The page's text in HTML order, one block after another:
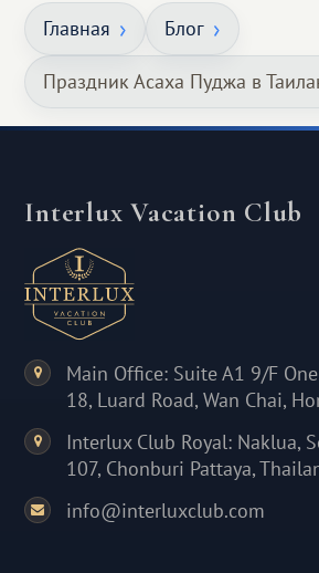
Главная Блог
Праздник Асаха Пуджа в
Interlux Vacation Club
Main Office: Suite A1 9/F
18, Luard Road, Wan Chai,
Interlux Club Royal: Naklua,
107, Chonburi Pattaya,
info@interluxclub.com